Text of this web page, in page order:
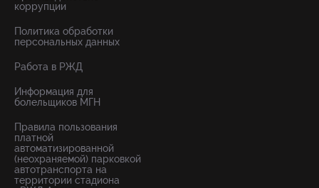
коррупции
Политика обработки
персональных данных
Работа в РЖД
Информация для
болельщиков МГН
Правила пользования
платной
автоматизированной
(неохраняемой) парковкой
автотранспорта на
территории стадиона